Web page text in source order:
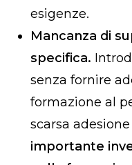
esigenze.
Mancanza di
specifica.
senza fornire
formazione al
scarsa
importante